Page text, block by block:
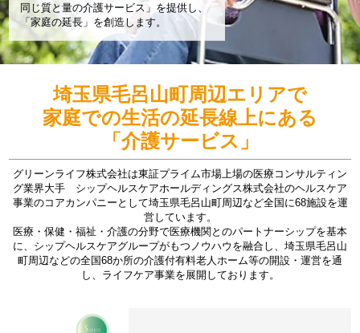
同じ質と量の介護サービス」を提供し、
「家庭の延長」を創造します。
埼玉県毛呂山町周辺エリアで
家庭での生活の延長線上にある
「介護サービス」
グリーンライフ株式会社は東証プライム市場上場の医療コンサルティン
グ業界大手 シップヘルスケアホールディングス株式会社のヘルスケア
事業のコアカンパニーとして埼玉県毛呂山町周辺など全国に68施設を運
営しています。
医療・保健・福祉・介護の分野で医療機関とのパートナーシップを基本
に、シップヘルスケアグループがもつノウハウを融合し、埼玉県毛呂山
町周辺などの全国68か所の介護付有料老人ホーム等の開設・運営を通
し、ライフケア事業を展開しております。